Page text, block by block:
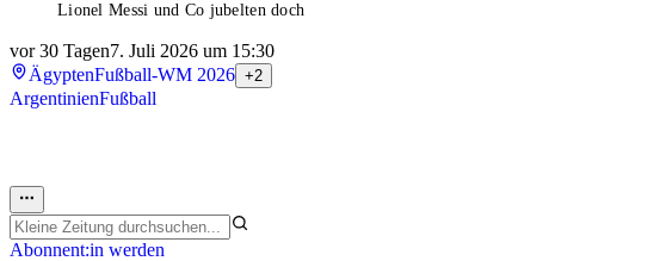
Lionel Messi und Co jubelten doch
vor 30 Tagen7. Juli 2026 um 15:30
ÄgyptenFußball-WM 2026 +2
ArgentinienFußball
Abonnent:in werden